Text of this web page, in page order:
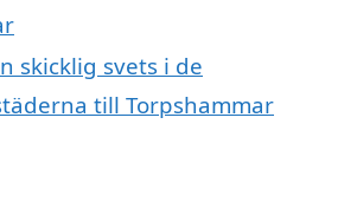
skicklig svets i de
till Torpshammar